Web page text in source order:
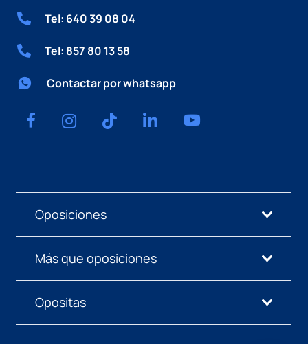
Tel: 640 39 08 04
Tel: 857 80 13 58
Contactar por whatsapp
Oposiciones
Más que oposiciones
Opositas